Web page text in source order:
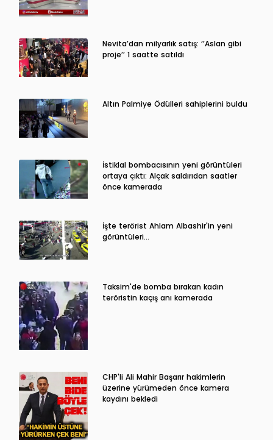
Nevita’dan milyarlık satış: ‘’Aslan gibi
proje’’ 1 saatte satıldı
Altın Palmiye Ödülleri sahiplerini buldu
İstiklal bombacısının yeni görüntüleri
ortaya çıktı: Alçak saldırıdan saatler
önce kamerada
İşte terörist Ahlam Albashir'in yeni
görüntüleri…
Taksim'de bomba bırakan kadın
teröristin kaçış anı kamerada
CHP'li Ali Mahir Başarır hakimlerin
üzerine yürümeden önce kamera
kaydını bekledi